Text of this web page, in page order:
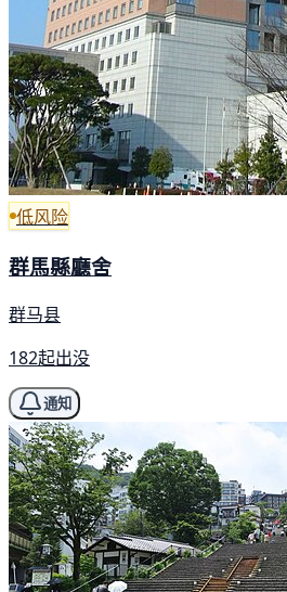
低风险
群馬縣廳舍
群马县
182起出没
通知